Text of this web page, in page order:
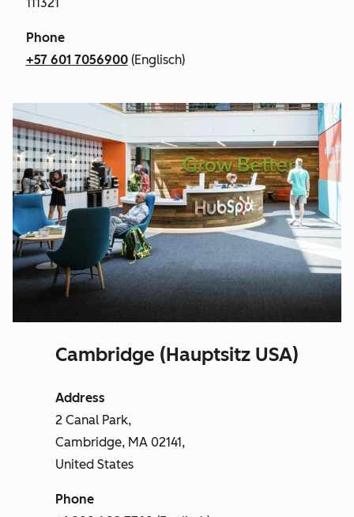
Phone
+57 601 7056900(Englisch)
Cambridge (Hauptsitz USA)
Address
2 Canal Park,
Cambridge, MA 02141,
United States
Phone